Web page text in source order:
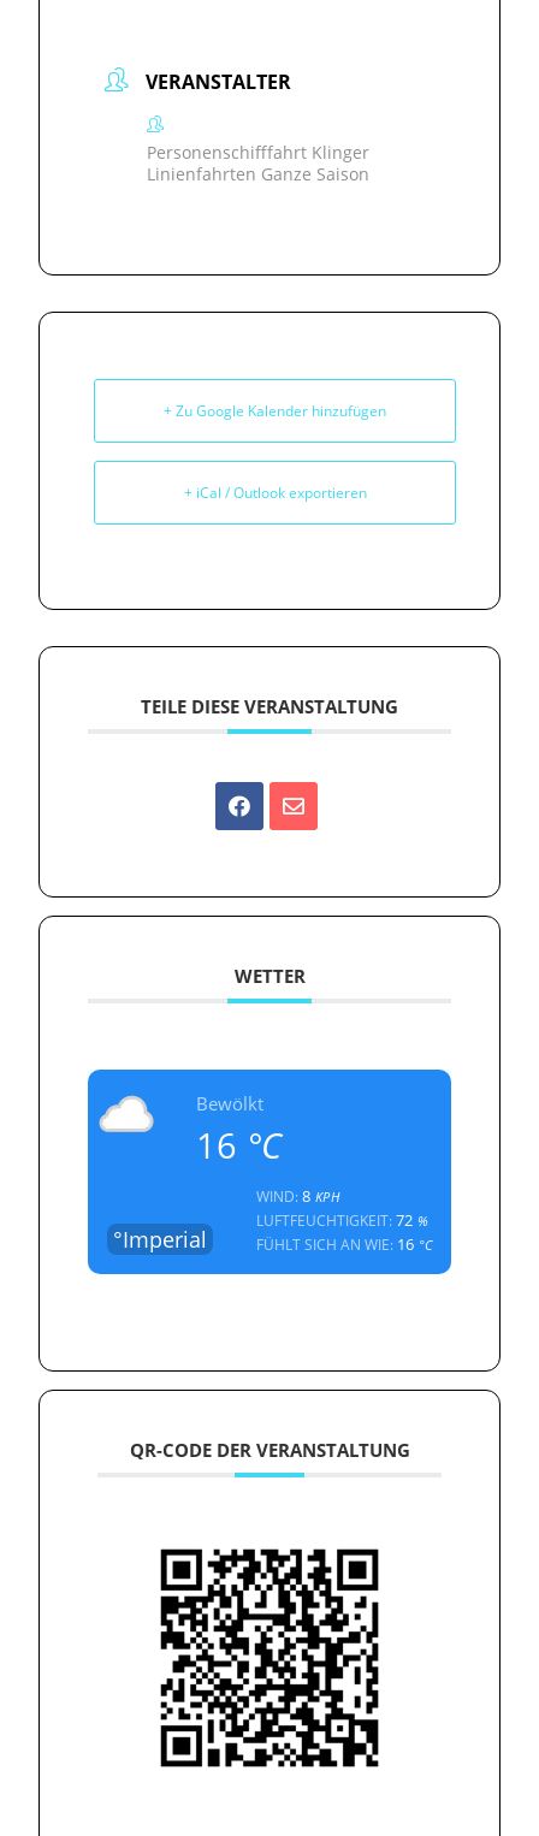
VERANSTALTER
Personenschifffahrt Klinger
Linienfahrten Ganze Saison
+ Zu Google Kalender hinzufügen
+ iCal / Outlook exportieren
TEILE DIESE VERANSTALTUNG
WETTER
Bewölkt
16 °C
°Imperial
WIND:8 KPH
LUFTFEUCHTIGKEIT:72 %
FÜHLT SICH AN WIE: 16 °C
QR-CODE DER VERANSTALTUNG